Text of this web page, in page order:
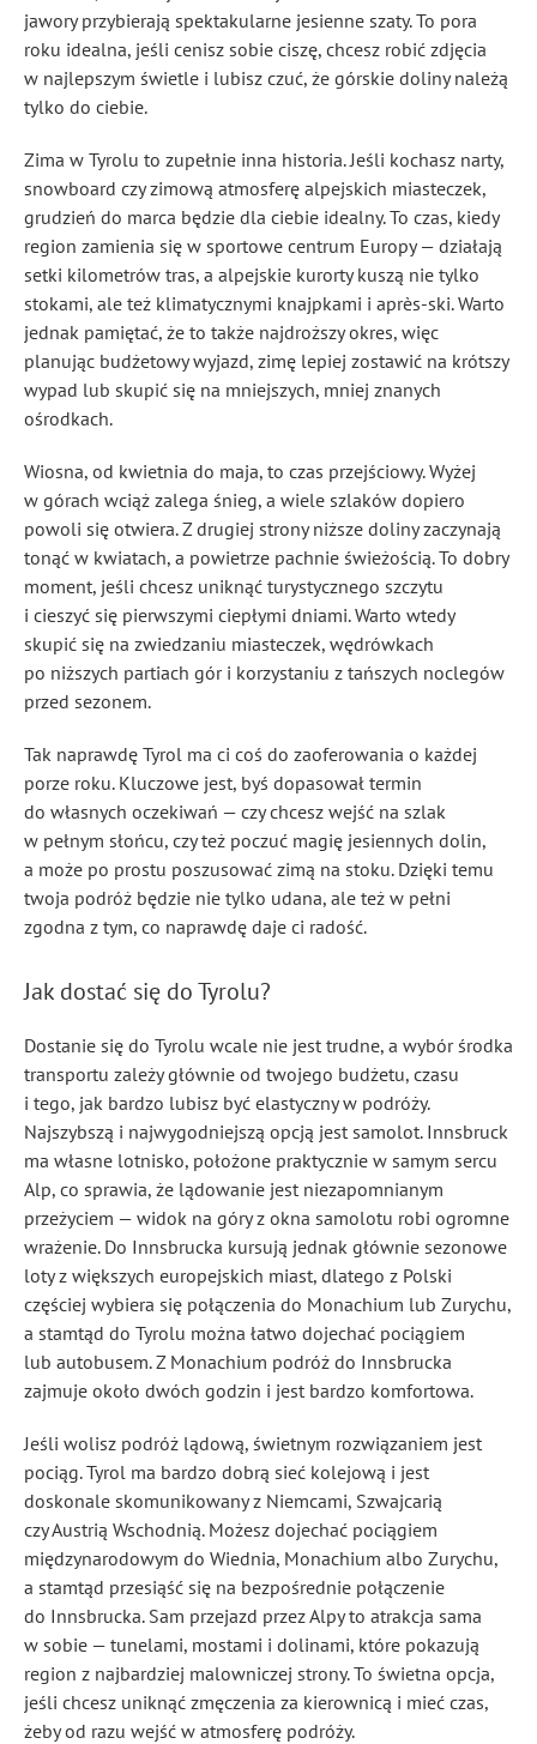
jawory przybierają spektakularne jesienne szaty. To pora
roku idealna, jeśli cenisz sobie ciszę, chcesz robić zdjęcia
w najlepszym świetle i lubisz czuć, że górskie doliny należą
tylko do ciebie.
Zima w Tyrolu to zupełnie inna historia. Jeśli kochasz narty,
snowboard czy zimową atmosferę alpejskich miasteczek,
grudzień do marca będzie dla ciebie idealny. To czas, kiedy
region zamienia się w sportowe centrum Europy — działają
setki kilometrów tras, a alpejskie kurorty kuszą nie tylko
stokami, ale też klimatycznymi knajpkami i après-ski. Warto
jednak pamiętać, że to także najdroższy okres, więc
planując budżetowy wyjazd, zimę lepiej zostawić na krótszy
wypad lub skupić się na mniejszych, mniej znanych
ośrodkach.
Wiosna, od kwietnia do maja, to czas przejściowy. Wyżej
w górach wciąż zalega śnieg, a wiele szlaków dopiero
powoli się otwiera. Z drugiej strony niższe doliny zaczynają
tonąć w kwiatach, a powietrze pachnie świeżością. To dobry
moment, jeśli chcesz uniknąć turystycznego szczytu
i cieszyć się pierwszymi ciepłymi dniami. Warto wtedy
skupić się na zwiedzaniu miasteczek, wędrówkach
po niższych partiach gór i korzystaniu z tańszych noclegów
przed sezonem.
Tak naprawdę Tyrol ma ci coś do zaoferowania o każdej
porze roku. Kluczowe jest, byś dopasował termin
do własnych oczekiwań — czy chcesz wejść na szlak
w pełnym słońcu, czy też poczuć magię jesiennych dolin,
a może po prostu poszusować zimą na stoku. Dzięki temu
twoja podróż będzie nie tylko udana, ale też w pełni
zgodna z tym, co naprawdę daje ci radość.
Jak dostać się do Tyrolu?
Dostanie się do Tyrolu wcale nie jest trudne, a wybór środka
transportu zależy głównie od twojego budżetu, czasu
i tego, jak bardzo lubisz być elastyczny w podróży.
Najszybszą i najwygodniejszą opcją jest samolot. Innsbruck
ma własne lotnisko, położone praktycznie w samym sercu
Alp, co sprawia, że lądowanie jest niezapomnianym
przeżyciem — widok na góry z okna samolotu robi ogromne
wrażenie. Do Innsbrucka kursują jednak głównie sezonowe
loty z większych europejskich miast, dlatego z Polski
częściej wybiera się połączenia do Monachium lub Zurychu,
a stamtąd do Tyrolu można łatwo dojechać pociągiem
lub autobusem. Z Monachium podróż do Innsbrucka
zajmuje około dwóch godzin i jest bardzo komfortowa.
Jeśli wolisz podróż lądową, świetnym rozwiązaniem jest
pociąg. Tyrol ma bardzo dobrą sieć kolejową i jest
doskonale skomunikowany z Niemcami, Szwajcarią
czy Austrią Wschodnią. Możesz dojechać pociągiem
międzynarodowym do Wiednia, Monachium albo Zurychu,
a stamtąd przesiąść się na bezpośrednie połączenie
do Innsbrucka. Sam przejazd przez Alpy to atrakcja sama
w sobie — tunelami, mostami i dolinami, które pokazują
region z najbardziej malowniczej strony. To świetna opcja,
jeśli chcesz uniknąć zmęczenia za kierownicą i mieć czas,
żeby od razu wejść w atmosferę podróży.